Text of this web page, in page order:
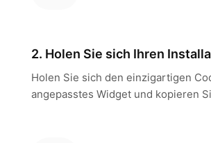
2. Holen Sie sich Ihren
Holen Sie sich den einzigartigen
angepasstes Widget und kopieren